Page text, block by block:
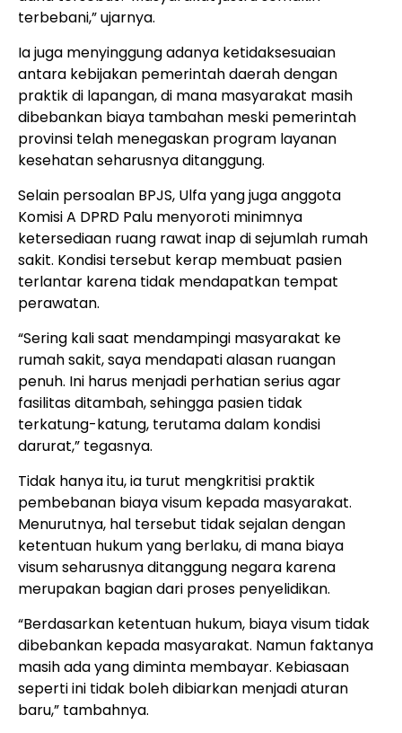
terbebani,” ujarnya.
Ia juga menyinggung adanya ketidaksesuaian
antara kebijakan pemerintah daerah dengan
praktik di lapangan, di mana masyarakat masih
dibebankan biaya tambahan meski pemerintah
provinsi telah menegaskan program layanan
kesehatan seharusnya ditanggung.
Selain persoalan BPJS, Ulfa yang juga anggota
Komisi A DPRD Palu menyoroti minimnya
ketersediaan ruang rawat inap di sejumlah rumah
sakit. Kondisi tersebut kerap membuat pasien
terlantar karena tidak mendapatkan tempat
perawatan.
“Sering kali saat mendampingi masyarakat ke
rumah sakit, saya mendapati alasan ruangan
penuh. Ini harus menjadi perhatian serius agar
fasilitas ditambah, sehingga pasien tidak
terkatung-katung, terutama dalam kondisi
darurat,” tegasnya.
Tidak hanya itu, ia turut mengkritisi praktik
pembebanan biaya visum kepada masyarakat.
Menurutnya, hal tersebut tidak sejalan dengan
ketentuan hukum yang berlaku, di mana biaya
visum seharusnya ditanggung negara karena
merupakan bagian dari proses penyelidikan.
“Berdasarkan ketentuan hukum, biaya visum tidak
dibebankan kepada masyarakat. Namun faktanya
masih ada yang diminta membayar. Kebiasaan
seperti ini tidak boleh dibiarkan menjadi aturan
baru,” tambahnya.